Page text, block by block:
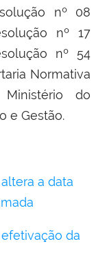
nº 08
nº 17
nº 54
Normativa
do
e Gestão.
a data
da